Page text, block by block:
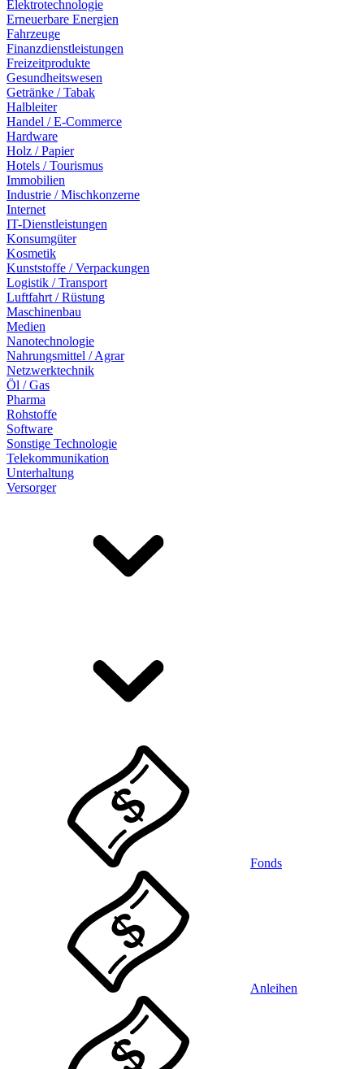
Elektrotechnologie
Erneuerbare Energien
Fahrzeuge
Finanzdienstleistungen
Freizeitprodukte
Gesundheitswesen
Getränke / Tabak
Halbleiter
Handel / E-Commerce
Hardware
Holz / Papier
Hotels / Tourismus
Immobilien
Industrie / Mischkonzerne
Internet
IT-Dienstleistungen
Konsumgüter
Kosmetik
Kunststoffe / Verpackungen
Logistik / Transport
Luftfahrt / Rüstung
Maschinenbau
Medien
Nanotechnologie
Nahrungsmittel / Agrar
Netzwerktechnik
Öl / Gas
Pharma
Rohstoffe
Software
Sonstige Technologie
Telekommunikation
Unterhaltung
Versorger
Fonds
Anleihen